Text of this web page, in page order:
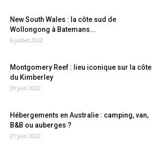
New South Wales : la côte sud de
Wollongong à Batemans...
6 juillet 2022
Montgomery Reef : lieu iconique sur la côte
du Kimberley
29 juin 2022
Hébergements en Australie : camping, van,
B&B ou auberges ?
21 juin 2022